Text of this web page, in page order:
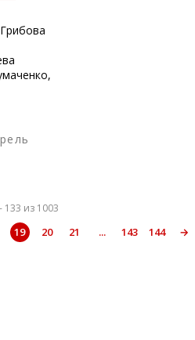
133 из 1003
19 20 21 ... 143 144 →